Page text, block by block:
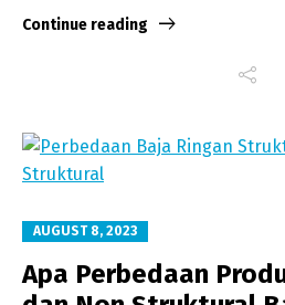
Continue reading
AUGUST 8, 2023
Apa Perbedaan